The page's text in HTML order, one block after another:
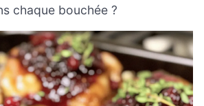
chaque bouchée ?